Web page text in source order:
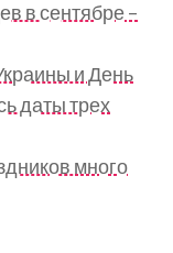
в сентябре –
и День
даты трех
много